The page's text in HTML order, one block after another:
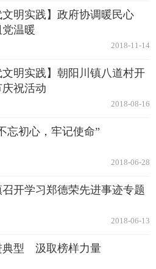
文明实践】政府协调暖民心
温暖
2018-11-14
文明实践】朝阳川镇八道村开
祝活动
2018-08-16
忘初心，牢记使命”
2018-06-28
开学习郑德荣先进事迹专题
2018-06-13
典型 汲取榜样力量